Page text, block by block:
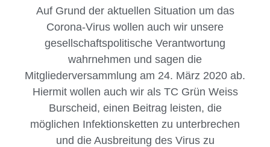
Auf Grund der aktuellen Situation um das
Corona-Virus wollen auch wir unsere
gesellschaftspolitische Verantwortung
wahrnehmen und sagen die
Mitgliederversammlung am 24. März 2020 ab.
Hiermit wollen auch wir als TC Grün Weiss
Burscheid, einen Beitrag leisten, die
möglichen Infektionsketten zu unterbrechen
und die Ausbreitung des Virus zu